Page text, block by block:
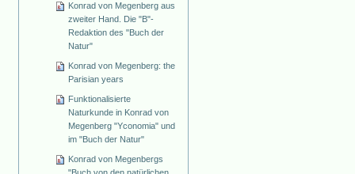
Konrad von Megenberg aus
zweiter Hand. Die "B"-
Redaktion des "Buch der
Natur"
Konrad von Megenberg: the
Parisian years
Funktionalisierte
Naturkunde in Konrad von
Megenberg "Yconomia" und
im "Buch der Natur"
Konrad von Megenbergs